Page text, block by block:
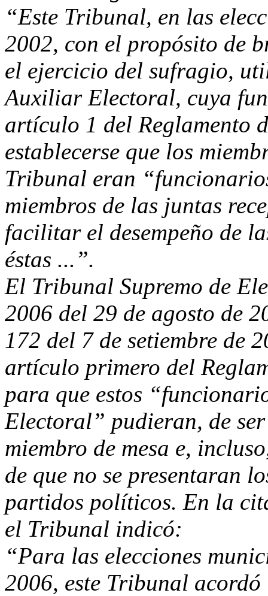
“Este Tribunal, en las
2002, con el propósito de
el ejercicio del sufragio,
Auxiliar Electoral, cuya
artículo 1 del Reglamento
establecerse que los
Tribunal eran
miembros de las juntas
facilitar el desempeño de
éstas ...”.
El Tribunal Supremo de
2006 del 29 de agosto de
172 del 7 de setiembre de
artículo primero del
para que estos
Electoral” pudieran, de
miembro de mesa e,
de que no se presentaran
partidos políticos. En la
el Tribunal indicó:
“Para las elecciones
2006, este Tribunal